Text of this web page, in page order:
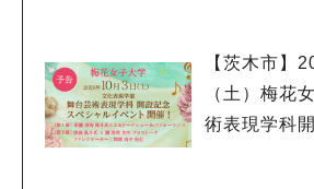
【茨木市】
（土）梅花
術表現学科